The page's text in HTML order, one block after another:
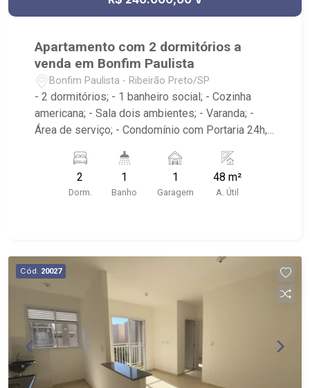
Apartamento com 2 dormitórios a
venda em Bonfim Paulista
Bonfim Paulista - Ribeirão Preto/SP
- 2 dormitórios; - 1 banheiro social; - Cozinha
americana; - Sala dois ambientes; - Varanda; -
Área de serviço; - Condomínio com Portaria 24h,
Próximo à DaniBe FullStore, Bola na Grama
Bonfim, Baterias Batex, supermercado Gricki e
Centro de Bonfim;
2
Dorm.
1
Banho
1
Garagem
48 m²
A. Útil
Cód. 20027